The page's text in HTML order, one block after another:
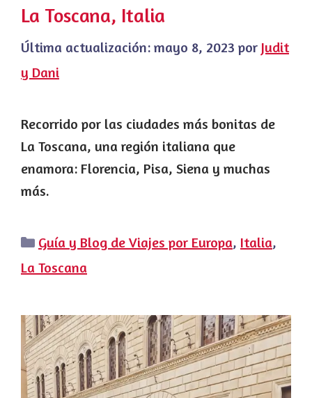
La Toscana, Italia
Última actualización: mayo 8, 2023 por Judit
y Dani
Recorrido por las ciudades más bonitas de
La Toscana, una región italiana que
enamora: Florencia, Pisa, Siena y muchas
más.
Categorías
Guía y Blog de Viajes por Europa, Italia,
La Toscana